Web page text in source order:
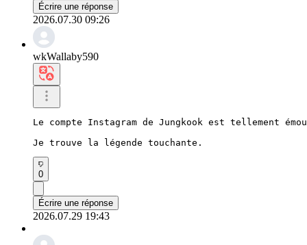
Écrire une réponse
2026.07.30 09:26
wkWallaby590
Le compte Instagram de Jungkook est tellement
Je trouve la légende touchante.
0
Écrire une réponse
2026.07.29 19:43